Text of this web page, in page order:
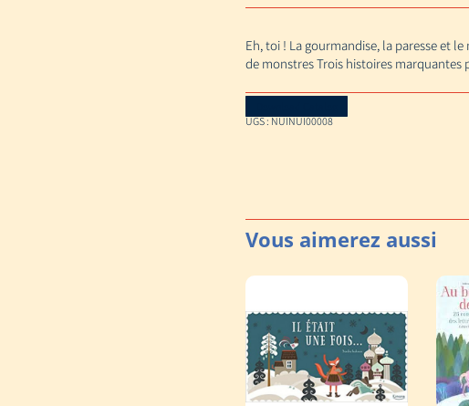
Eh, toi ! La gourmandise, la paresse et
de monstres Trois histoires marquantes
UGS :NUINUI00008